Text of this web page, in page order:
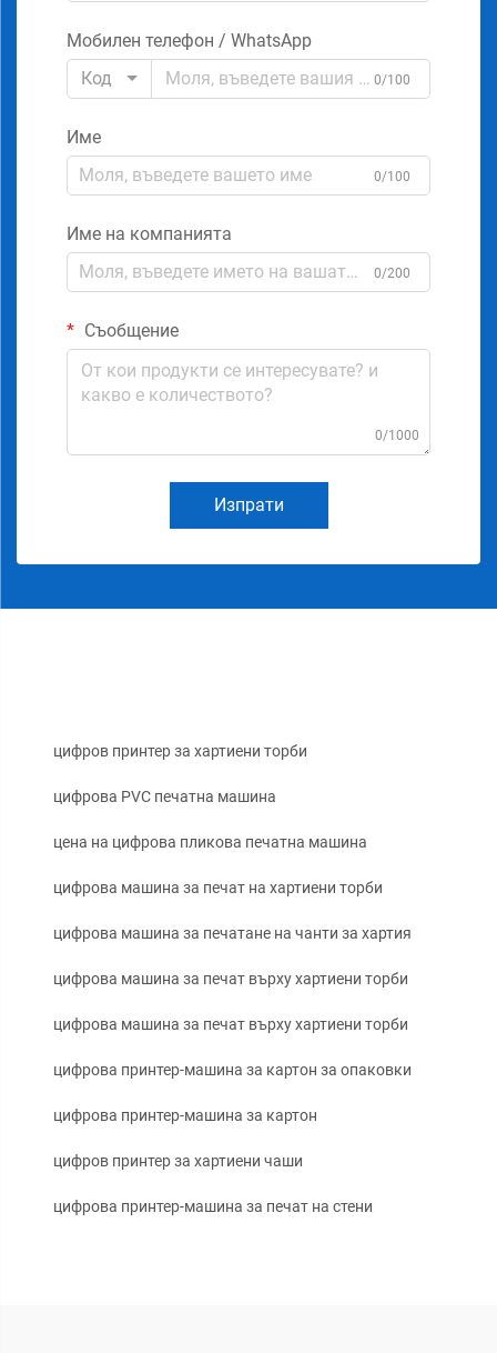
Мобилен телефон / WhatsApp
Код
0/100
Име
0/100
Име на компанията
0/200
Съобщение
0/1000
Изпрати
цифров принтер за хартиени торби
цифрова PVC печатна машина
цена на цифрова пликова печатна машина
цифрова машина за печат на хартиени торби
цифрова машина за печатане на чанти за хартия
цифрова машина за печат върху хартиени торби
цифрова машина за печат върху хартиени торби
цифрова принтер-машина за картон за опаковки
цифрова принтер-машина за картон
цифров принтер за хартиени чаши
цифрова принтер-машина за печат на стени